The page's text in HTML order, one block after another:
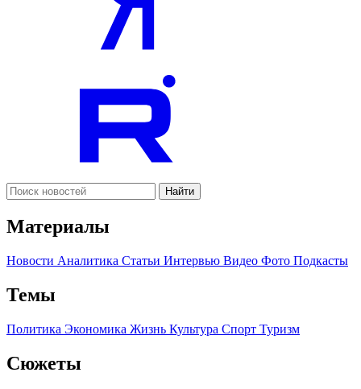
Найти
Материалы
Новости Аналитика Статьи Интервью Видео Фото Подкасты
Темы
Политика Экономика Жизнь Культура Спорт Туризм
Сюжеты